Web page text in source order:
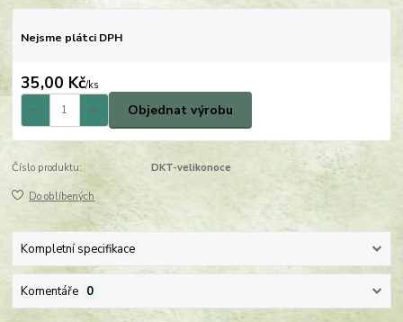
Nejsme plátci DPH
35,00 Kč/ks
Objednat výrobu
Číslo produktu: DKT-velikonoce
Do oblíbených
Kompletní specifikace
Komentáře 0